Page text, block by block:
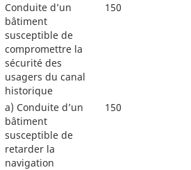
Conduite d’un
bâtiment
susceptible de
compromettre la
sécurité des
usagers du canal
historique
150
a) Conduite d’un
bâtiment
susceptible de
retarder la
navigation
150